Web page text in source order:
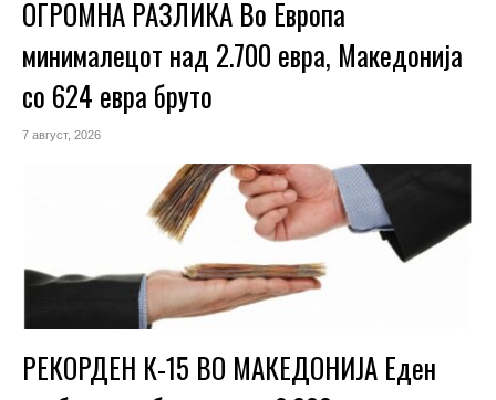
ОГРОМНА РАЗЛИКА Во Европа
минималецот над 2.700 евра, Македонија
со 624 евра бруто
7 август, 2026
РЕКОРДЕН К-15 ВО МАКЕДОНИЈА Еден